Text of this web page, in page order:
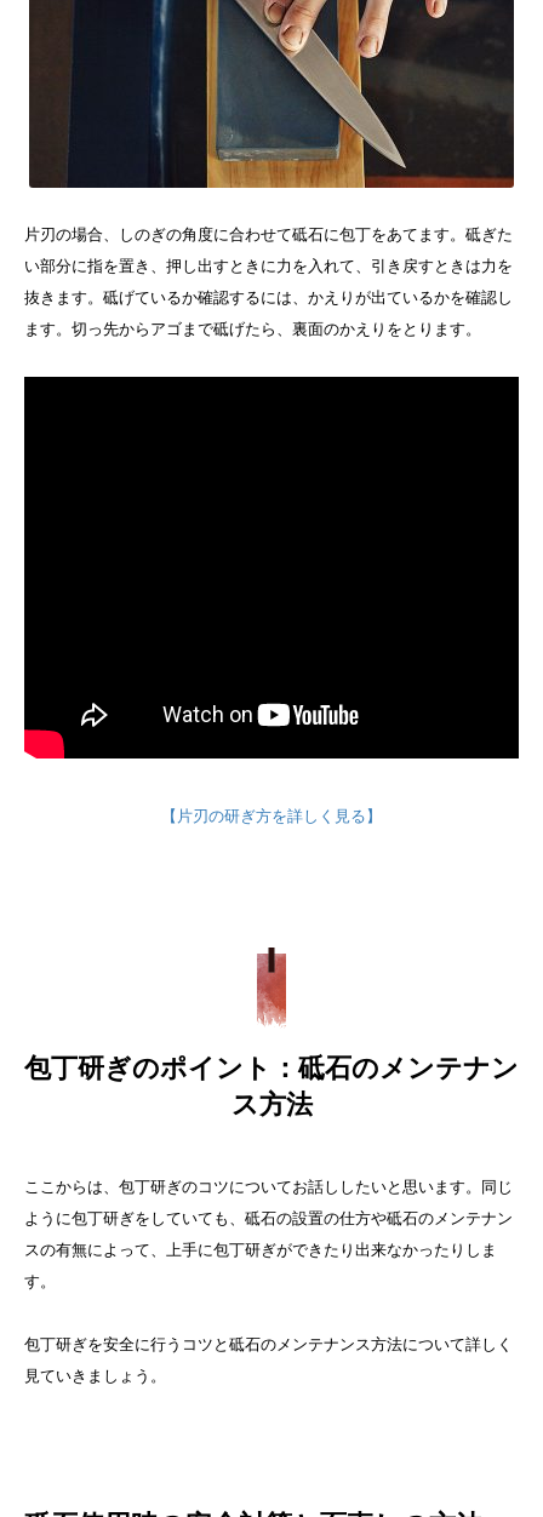
片刃の場合、しのぎの角度に合わせて砥石に包丁をあてます。砥ぎた
い部分に指を置き、押し出すときに力を入れて、引き戻すときは力を
抜きます。砥げているか確認するには、かえりが出ているかを確認し
ます。切っ先からアゴまで砥げたら、裏面のかえりをとります。
【片刃の研ぎ方を詳しく見る】
包丁研ぎのポイント：砥石のメンテナン
ス方法
ここからは、包丁研ぎのコツについてお話ししたいと思います。同じ
ように包丁研ぎをしていても、砥石の設置の仕方や砥石のメンテナン
スの有無によって、上手に包丁研ぎができたり出来なかったりしま
す。
包丁研ぎを安全に行うコツと砥石のメンテナンス方法について詳しく
見ていきましょう。